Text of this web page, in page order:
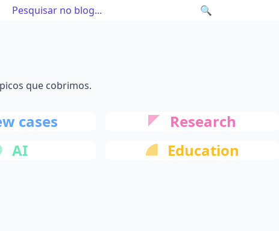
🔍
que cobrimos.
cases
Research
AI
Education